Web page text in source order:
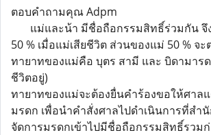
ตอบคำถามคุณ Adpm
แม่และน้า มีชื่อถือกรรมสิทธิ์ร่วมกัน จึ
50 % เมื่อแม่เสียชีวิต ส่วนของแม่ 50 % จ
ทายาทของแม่คือ บุตร สามี และ บิดามาร
ชีวิตอยู่)
ทายาทของแม่จะต้องยื่นคำร้องขอให้ศาล
มรดก เพื่อนำคำสั่งศาลไปดำเนินการที่สำ
จัดการมรดกเข้าไปมีชื่อถือกรรมสิทธิ์รวม